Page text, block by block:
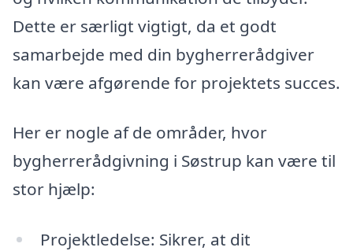
Dette er særligt vigtigt, da et godt
samarbejde med din bygherrerådgiver
kan være afgørende for projektets succes.
Her er nogle af de områder, hvor
bygherrerådgivning i Søstrup kan være til
stor hjælp:
Projektledelse: Sikrer, at dit